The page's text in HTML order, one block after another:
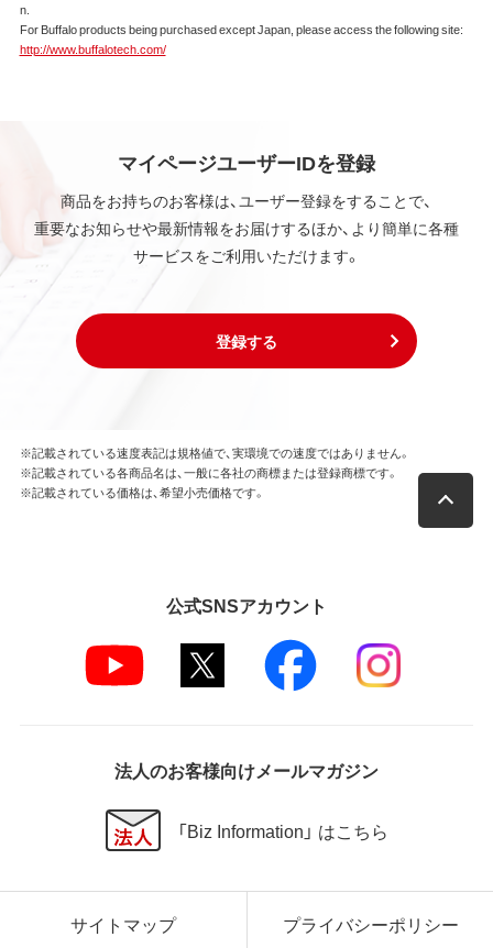
n.
For Buffalo products being purchased except Japan, please access the following site:
http://www.buffalotech.com/
マイページユーザーIDを登録
商品をお持ちのお客様は、ユーザー登録をすることで、
重要なお知らせや最新情報をお届けするほか、より簡単に各種
サービスをご利用いただけます。
登録する
※記載されている速度表記は規格値で、実環境での速度ではありません。
※記載されている各商品名は、一般に各社の商標または登録商標です。
※記載されている価格は、希望小売価格です。
公式SNSアカウント
法人のお客様向けメールマガジン
「Biz Information」 はこちら
サイトマップ プライバシーポリシー